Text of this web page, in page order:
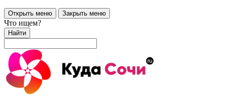
Открыть меню Закрыть меню
Что ищем?
Найти